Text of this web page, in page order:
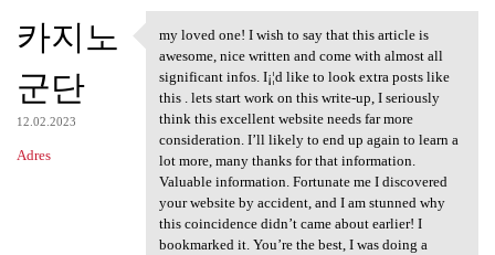
카지노
군단
12.02.2023
Adres
my loved one! I wish to say
my loved one! I wish to say that this article is
awesome, nice written and come with almost all
significant infos. I¡¦d like to look extra posts like
this . lets start work on this write-up, I seriously
think this excellent website needs far more
consideration. I’ll likely to end up again to learn a
lot more, many thanks for that information.
Valuable information. Fortunate me I discovered
your website by accident, and I am stunned why
this coincidence didn’t came about earlier! I
bookmarked it. You’re the best, I was doing a